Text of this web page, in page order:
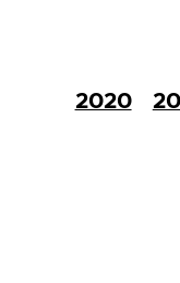
2020